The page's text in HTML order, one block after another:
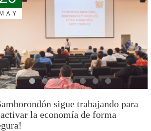
MAY
sigue trabajando para
la economía de forma